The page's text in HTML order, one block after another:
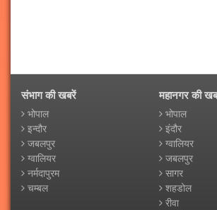
संभाग की खबरें
भोपाल
इन्दौर
जबलपुर
ग्वालियर
नर्मदापुरम
चम्बल
महानगर की
भोपाल
इंदौर
ग्वालियर
जबलपुर
सागर
शहडोल
रीवा